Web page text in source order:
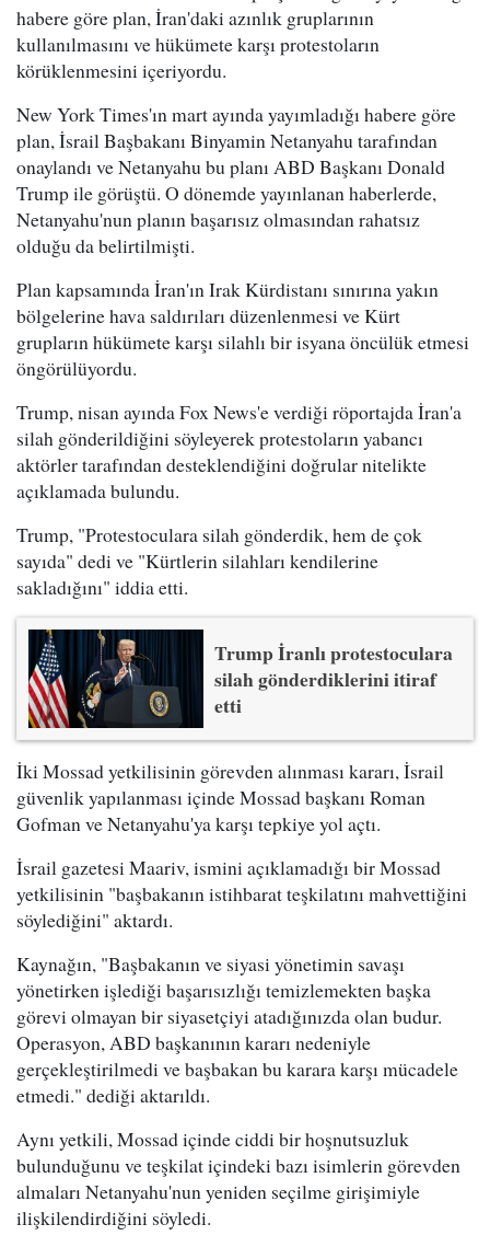
habere göre plan, İran'daki azınlık gruplarının
kullanılmasını ve hükümete karşı protestoların
körüklenmesini içeriyordu.
New York Times'ın mart ayında yayımladığı habere göre
plan, İsrail Başbakanı Binyamin Netanyahu tarafından
onaylandı ve Netanyahu bu planı ABD Başkanı Donald
Trump ile görüştü. O dönemde yayınlanan haberlerde,
Netanyahu'nun planın başarısız olmasından rahatsız
olduğu da belirtilmişti.
Plan kapsamında İran'ın Irak Kürdistanı sınırına yakın
bölgelerine hava saldırıları düzenlenmesi ve Kürt
grupların hükümete karşı silahlı bir isyana öncülük etmesi
öngörülüyordu.
Trump, nisan ayında Fox News'e verdiği röportajda İran'a
silah gönderildiğini söyleyerek protestoların yabancı
aktörler tarafından desteklendiğini doğrular nitelikte
açıklamada bulundu.
Trump, "Protestoculara silah gönderdik, hem de çok
sayıda" dedi ve "Kürtlerin silahları kendilerine
sakladığını" iddia etti.
Trump İranlı protestoculara
silah gönderdiklerini itiraf
etti
İki Mossad yetkilisinin görevden alınması kararı, İsrail
güvenlik yapılanması içinde Mossad başkanı Roman
Gofman ve Netanyahu'ya karşı tepkiye yol açtı.
İsrail gazetesi Maariv, ismini açıklamadığı bir Mossad
yetkilisinin "başbakanın istihbarat teşkilatını mahvettiğini
söylediğini" aktardı.
Kaynağın, "Başbakanın ve siyasi yönetimin savaşı
yönetirken işlediği başarısızlığı temizlemekten başka
görevi olmayan bir siyasetçiyi atadığınızda olan budur.
Operasyon, ABD başkanının kararı nedeniyle
gerçekleştirilmedi ve başbakan bu karara karşı mücadele
etmedi." dediği aktarıldı.
Aynı yetkili, Mossad içinde ciddi bir hoşnutsuzluk
bulunduğunu ve teşkilat içindeki bazı isimlerin görevden
almaları Netanyahu'nun yeniden seçilme girişimiyle
ilişkilendirdiğini söyledi.